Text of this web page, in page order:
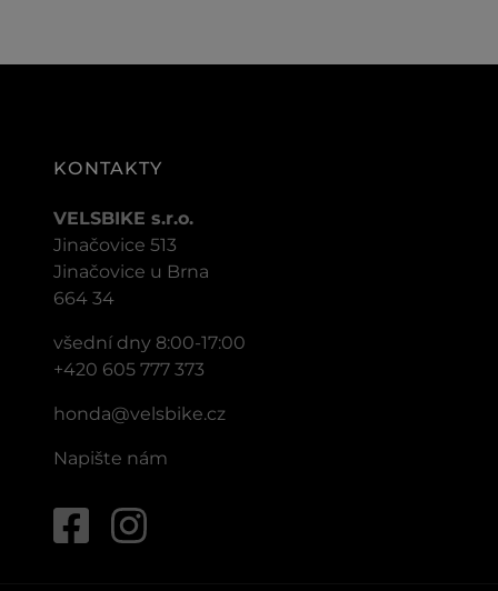
KONTAKTY
VELSBIKE s.r.o.
Jinačovice 513
Jinačovice u Brna
664 34
všední dny 8:00-17:00
+420 605 777 373
honda@velsbike.cz
Napište nám